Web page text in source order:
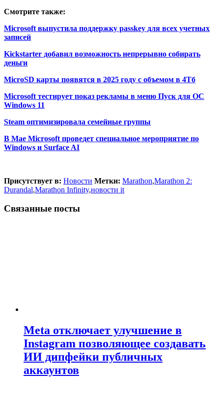
Смотрите также:
Microsoft выпустила поддержку passkey для всех учетных
записей
Kickstarter добавил возможность непрерывно собирать
деньги
MicroSD карты появятся в 2025 году с объемом в 4Тб
Microsoft тестирует показ рекламы в меню Пуск для ОС
Windows 11
Steam оптимизировала семейные группы
В Мае Microsoft проведет специальное мероприятие по
Windows и Surface AI
Присутствует в: Новости Метки: Marathon,Marathon 2:
Durandal,Marathon Infinity,новости it
Связанные посты
Meta отключает улучшение в
Instagram позволяющее создавать
ИИ дипфейки публичных
аккаунтов